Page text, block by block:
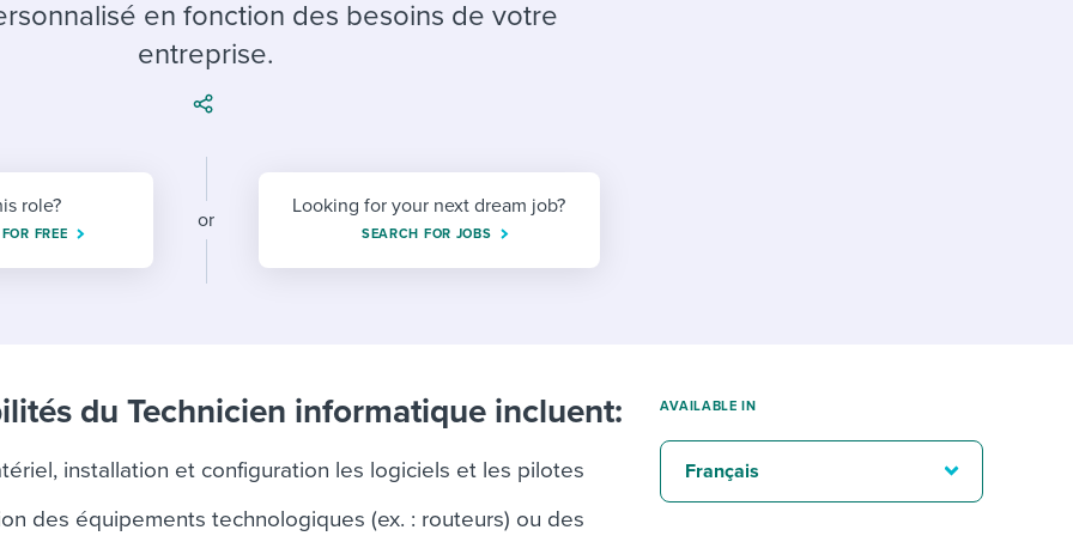
employee experiences
Workable customer stories
Workable customer stories
Workable customer stories
en fonction des besoins de votre
entreprise.
role?
FREE
or
Looking for your next dream job?
SEARCH FOR JOBS
du Technicien informatique incluent:
installation et configuration les logiciels et les pilotes
des équipements technologiques (ex. : routeurs) ou des
AVAILABLE IN
Français